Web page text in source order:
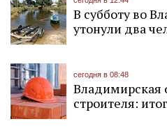
В субботу во
утонули два
сегодня в 08:48
Владимирская
строителя: